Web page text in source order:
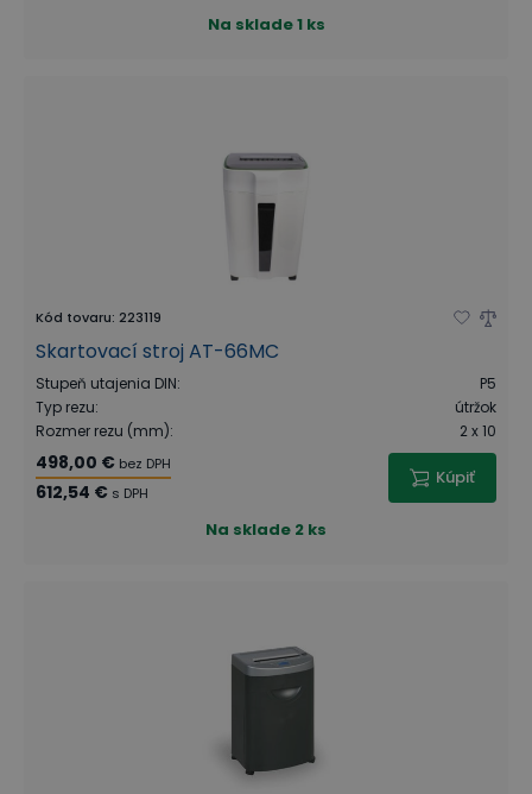
Na sklade1 ks
Kód tovaru: 223119
Skartovací stroj AT-66MC
Stupeň utajenia DIN:
P5
Typ rezu:
útržok
Rozmer rezu (mm): 2 x 10
498,00 € bez DPH
612,54 € s DPH
Kúpiť
Na sklade 2 ks